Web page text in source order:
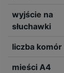
wyjście na
słuchawki
liczba komór
mieści A4